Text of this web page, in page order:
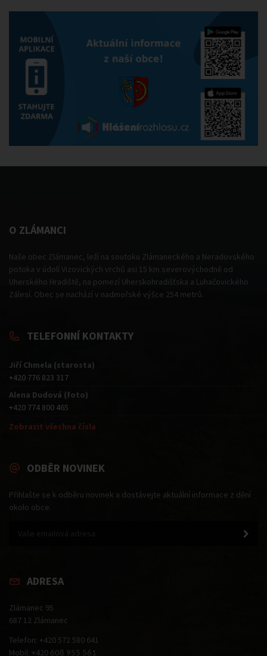
O ZLÁMANCI
Naše obec Zlámanec, leží na soutoku Zlámaneckého a Neradovského
potoka v údolí Vizovických vrchů asi 15 km severovýchodně od
Uherského Hradiště, na pomezí Uherskohradišťska a Luhačovického
Zálesí. Obec se nachází v nadmořské výšce 254 metrů.
TELEFONNÍ KONTAKTY
Jiří Chmela (starosta)
+420 776 823 317
Alena Dudová (foto)
+420 774 800 465
Zobrazit všechna čísla
ODBĚR NOVINEK
Přihlašte se k odběru novinek a dostávejte aktuální informace z dění
okolo obce.
ADRESA
Zlámanec 95
687 12 Zlámanec
Telefon: +420 572 580 641
Mobil: +420 608 955 561